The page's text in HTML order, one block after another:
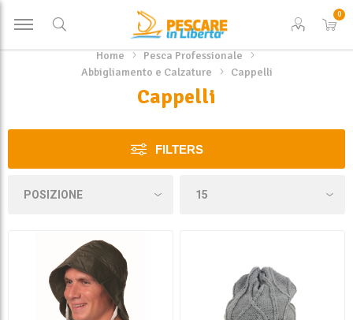
0
Home
Pesca Professionale
Abbigliamento e Calzature
Cappelli
Cappelli
FILTERS